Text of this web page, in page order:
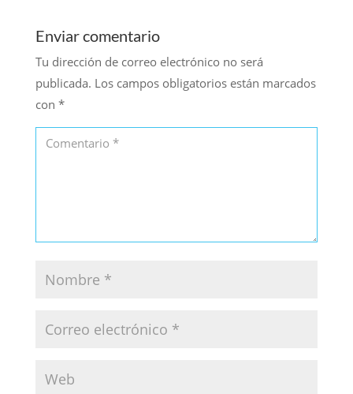
Enviar comentario
Tu dirección de correo electrónico no será
publicada. Los campos obligatorios están marcados
con *